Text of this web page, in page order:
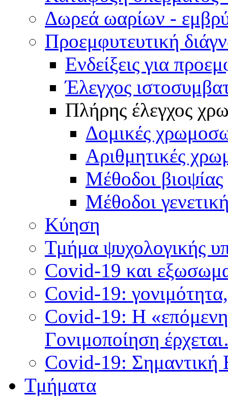
Δωρεά ωαρίων -
Προεμφυτευτική
Ενδείξεις για
Έλεγχος
Πλήρης έλεγχος
Δομικές
Αριθμητικές
Μέθοδοι βιοψίας
Mέθοδοι
Κύηση
Τμήμα ψυχολογικής
Covid-19 και
Covid-19:
Covid-19: Η
Γονιμοποίηση
Covid-19: Σημαντική
Τμήματα